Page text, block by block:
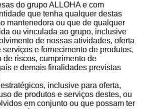
do grupo ALLOHA e com
que tenha qualquer destas
mantenedora ou que de qualquer
ou vinculada ao grupo, inclusive
de nossas atividades, oferta
serviços e fornecimento de produtos,
de riscos, cumprimento de
e demais finalidades previstas
inclusive para oferta,
de produtos e serviços destes, ou
em conjunto ou que possam ter